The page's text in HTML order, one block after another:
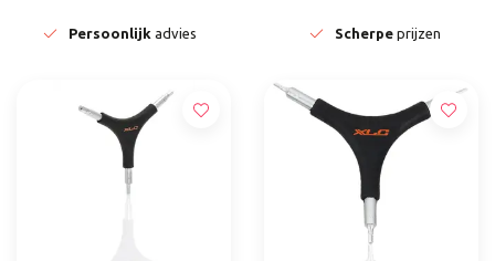
Persoonlijkadvies Scherpe prijzen